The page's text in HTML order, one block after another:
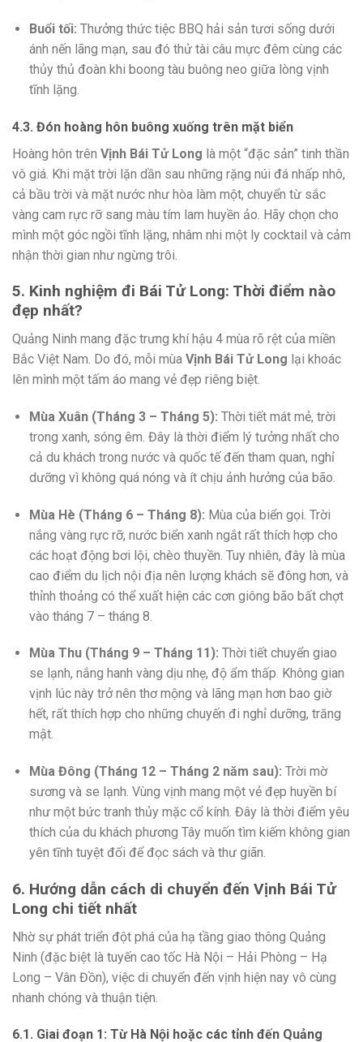
Buổi tối: Thưởng thức tiệc BBQ hải sản tươi sống dưới
ánh nến lãng mạn, sau đó thử tài câu mực đêm cùng các
thủy thủ đoàn khi boong tàu buông neo giữa lòng vịnh
tĩnh lặng.
4.3. Đón hoàng hôn buông xuống trên mặt biển
Hoàng hôn trên Vịnh Bái Tử Long là một “đặc sản” tinh thần
vô giá. Khi mặt trời lặn dần sau những rặng núi đá nhấp nhô,
cả bầu trời và mặt nước như hòa làm một, chuyển từ sắc
vàng cam rực rỡ sang màu tím lam huyền ảo. Hãy chọn cho
mình một góc ngồi tĩnh lặng, nhâm nhi một ly cocktail và cảm
nhận thời gian như ngừng trôi.
5. Kinh nghiệm đi Bái Tử Long: Thời điểm nào
đẹp nhất?
Quảng Ninh mang đặc trưng khí hậu 4 mùa rõ rệt của miền
Bắc Việt Nam. Do đó, mỗi mùa Vịnh Bái Tử Long lại khoác
lên mình một tấm áo mang vẻ đẹp riêng biệt.
Mùa Xuân (Tháng 3 – Tháng 5): Thời tiết mát mẻ, trời
trong xanh, sóng êm. Đây là thời điểm lý tưởng nhất cho
cả du khách trong nước và quốc tế đến tham quan, nghỉ
dưỡng vì không quá nóng và ít chịu ảnh hưởng của bão.
Mùa Hè (Tháng 6 – Tháng 8): Mùa của biển gọi. Trời
nắng vàng rực rỡ, nước biển xanh ngắt rất thích hợp cho
các hoạt động bơi lội, chèo thuyền. Tuy nhiên, đây là mùa
cao điểm du lịch nội địa nên lượng khách sẽ đông hơn, và
thỉnh thoảng có thể xuất hiện các cơn giông bão bất chợt
vào tháng 7 – tháng 8.
Mùa Thu (Tháng 9 – Tháng 11): Thời tiết chuyển giao
se lạnh, nắng hanh vàng dịu nhẹ, độ ẩm thấp. Không gian
vịnh lúc này trở nên thơ mộng và lãng mạn hơn bao giờ
hết, rất thích hợp cho những chuyến đi nghỉ dưỡng, trăng
mật.
Mùa Đông (Tháng 12 – Tháng 2 năm sau): Trời mờ
sương và se lạnh. Vùng vịnh mang một vẻ đẹp huyền bí
như một bức tranh thủy mặc cổ kính. Đây là thời điểm yêu
thích của du khách phương Tây muốn tìm kiếm không gian
yên tĩnh tuyệt đối để đọc sách và thư giãn.
6. Hướng dẫn cách di chuyển đến Vịnh Bái Tử
Long chi tiết nhất
Nhờ sự phát triển đột phá của hạ tầng giao thông Quảng
Ninh (đặc biệt là tuyến cao tốc Hà Nội – Hải Phòng – Hạ
Long – Vân Đồn), việc di chuyển đến vịnh hiện nay vô cùng
nhanh chóng và thuận tiện.
6.1. Giai đoạn 1: Từ Hà Nội hoặc các tỉnh đến Quảng